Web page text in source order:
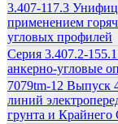
3.407-117.3
применением
угловых профилей
Серия 3.407.2-
анкерно-угловые
7079tm-12 Выпуск
линий
грунта и